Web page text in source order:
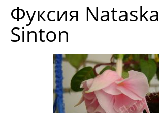
Фуксия Nataska
Sinton